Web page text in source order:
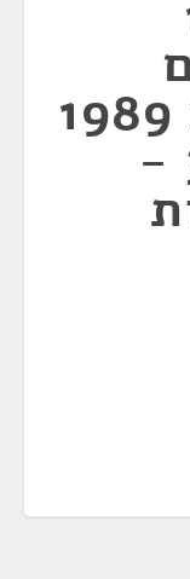
בתקציב לשנת 1989
- פניה מס' 33 -